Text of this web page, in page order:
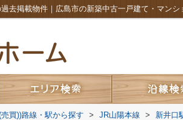
買))路線・駅から探す > JR山陽本線 > 新井口